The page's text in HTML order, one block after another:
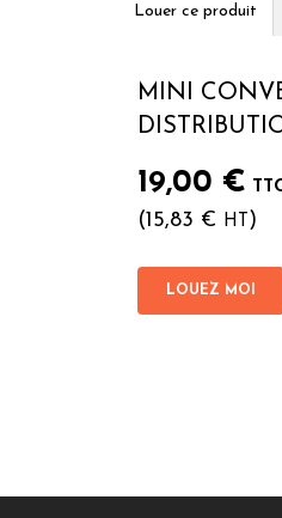
Louer ce produit
MINI
19,00 €
(15,83 € HT )
LOUEZ MOI